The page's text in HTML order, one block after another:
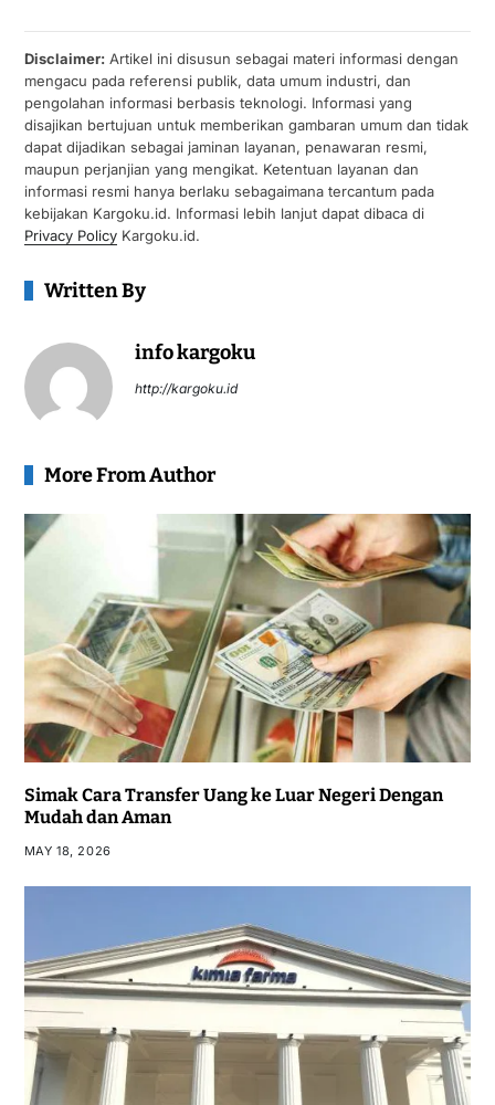
Disclaimer:Artikel ini disusun sebagai materi informasi dengan
mengacu pada referensi publik, data umum industri, dan
pengolahan informasi berbasis teknologi. Informasi yang
disajikan bertujuan untuk memberikan gambaran umum dan tidak
dapat dijadikan sebagai jaminan layanan, penawaran resmi,
maupun perjanjian yang mengikat. Ketentuan layanan dan
informasi resmi hanya berlaku sebagaimana tercantum pada
kebijakan Kargoku.id. Informasi lebih lanjut dapat dibaca di
Privacy PolicyKargoku.id.
Written By
info kargoku
http://kargoku.id
More From Author
Simak Cara Transfer Uang ke Luar Negeri Dengan
Mudah dan Aman
MAY 18, 2026